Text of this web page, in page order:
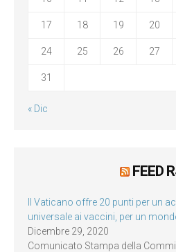
17 18 19 20
24 25 26 27
31
« Dic
FEED
Il Vaticano offre 20 punti per un
universale ai vaccini, per un
Dicembre 29, 2020
Comunicato Stampa della